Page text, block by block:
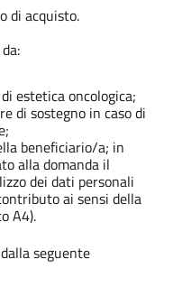
di acquisto.
estetica oncologica;
di sostegno in caso di
beneficiario/a; in
alla domanda il
dei dati personali
ai sensi della
A4).
seguente